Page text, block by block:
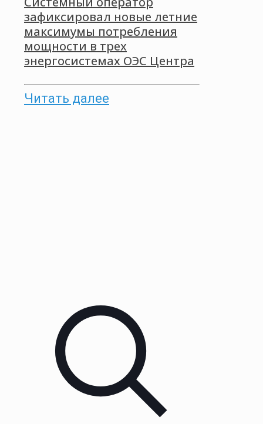
зафиксировал новые летние
максимумы потребления
мощности в трех
энергосистемах ОЭС Центра
Читать далее